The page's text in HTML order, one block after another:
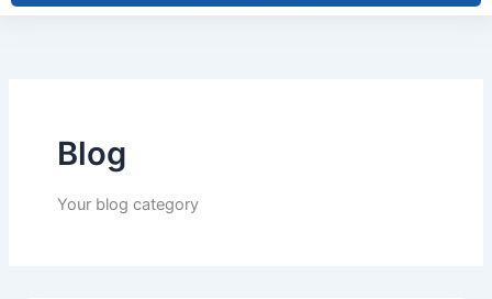
Blog
Your blog category